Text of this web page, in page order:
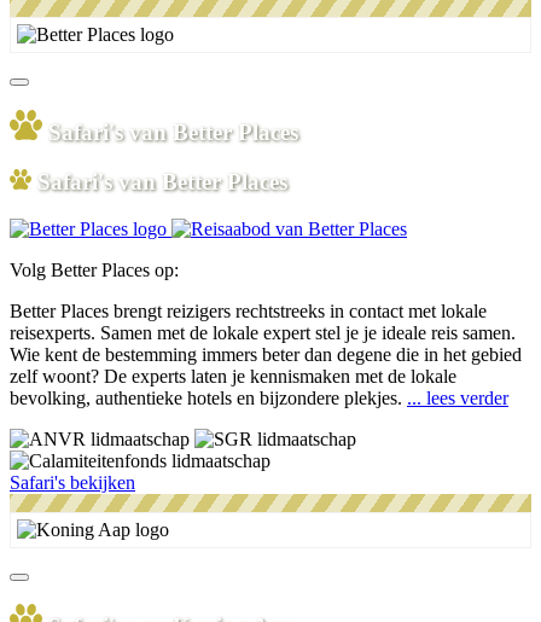
Safari's van Better Places
Safari's van Better Places
Volg Better Places op:
Better Places brengt reizigers rechtstreeks in contact met lokale
reisexperts. Samen met de lokale expert stel je je ideale reis samen.
Wie kent de bestemming immers beter dan degene die in het gebied
zelf woont? De experts laten je kennismaken met de lokale
bevolking, authentieke hotels en bijzondere plekjes. ... lees verder
Safari's bekijken